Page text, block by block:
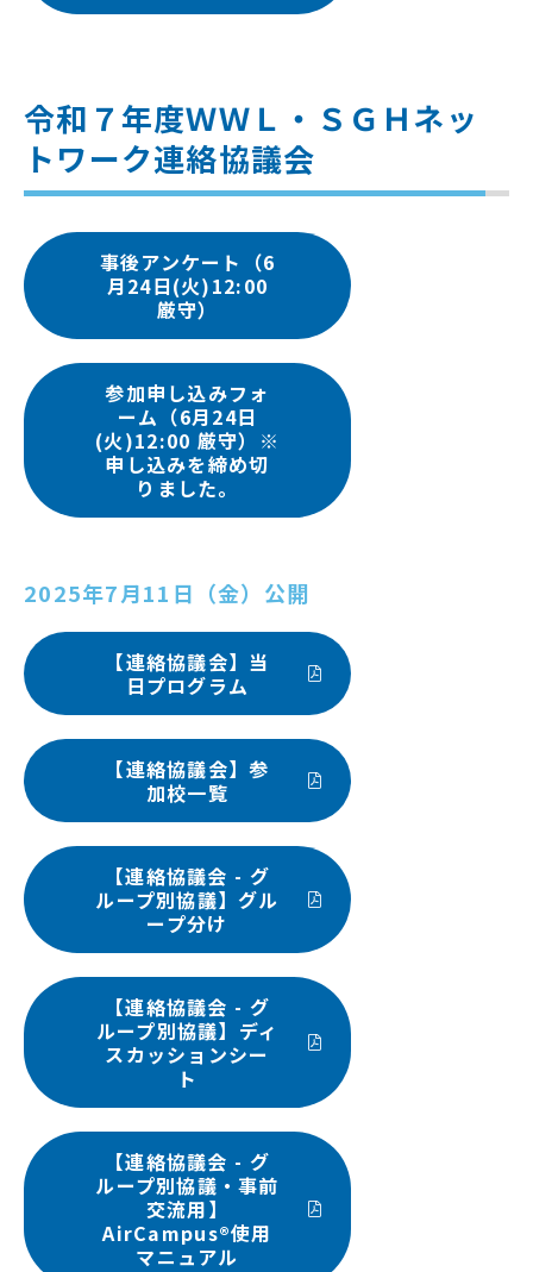
令和７年度ＷＷＬ・ＳＧＨネッ
トワーク連絡協議会
事後アンケート（6
月24日(火)12:00
厳守）
参加申し込みフォ
ーム（6月24日
(火)12:00 厳守）※
申し込みを締め切
りました。
2025年7月11日（金）公開
【連絡協議会】当
日プログラム
【連絡協議会】参
加校一覧
【連絡協議会 - グ
ループ別協議】グル
ープ分け
【連絡協議会 - グ
ループ別協議】ディ
スカッションシー
ト
【連絡協議会 - グ
ループ別協議・事前
交流用】
AirCampus®使用
マニュアル